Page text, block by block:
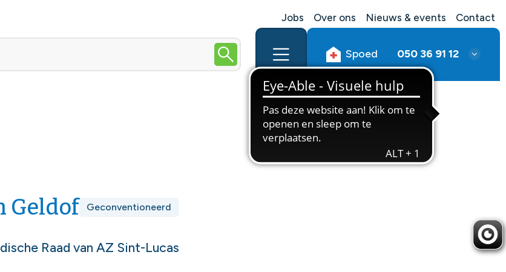
Jobs Over ons Nieuws & events Contact
Spoed 050 36 91 12
Geldof Geconventioneerd
Raad van AZ Sint-Lucas